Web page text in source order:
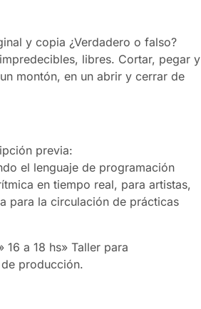
y copia ¿Verdadero o falso?
libres. Cortar, pegar y
montón, en un abrir y cerrar de
previa:
el lenguaje de programación
en tiempo real, para artistas,
para la circulación de prácticas
a 18 hs» Taller para
producción.